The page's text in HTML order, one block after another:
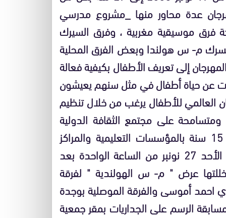
عدة محاور منها _مشروع مدرسي
فرق موسيقية مغربية ، وفرق السيرك
م- س هولندا وبعض الفرق المحلية
إلى تعريف الأطفال بكيفية فعالة
عن حياة أطفال في مثل سنهم يعيشون
العالمي للأطفال يرغب من خلال تنظيم
على مجتمع الثقافة الدولية
هذاوقد إستهدف المهرجان الأطفال من 10 إلى 15 سنة بالمؤسسات التعليمية والمراكز
الإجتماعية والجمعيات وقد تميز حفل الإختتام يوم الأحد 27 نونبر من الساعة الواحدة بعد
عرض " م- س الهولندية " لفرقة
احمد أموسى والفرقة الموصلية بوجدة
الرسم على الجداريات بمقر جمعية